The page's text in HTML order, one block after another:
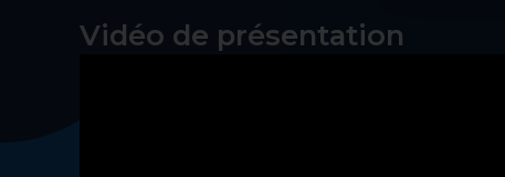
Vidéo de présentation